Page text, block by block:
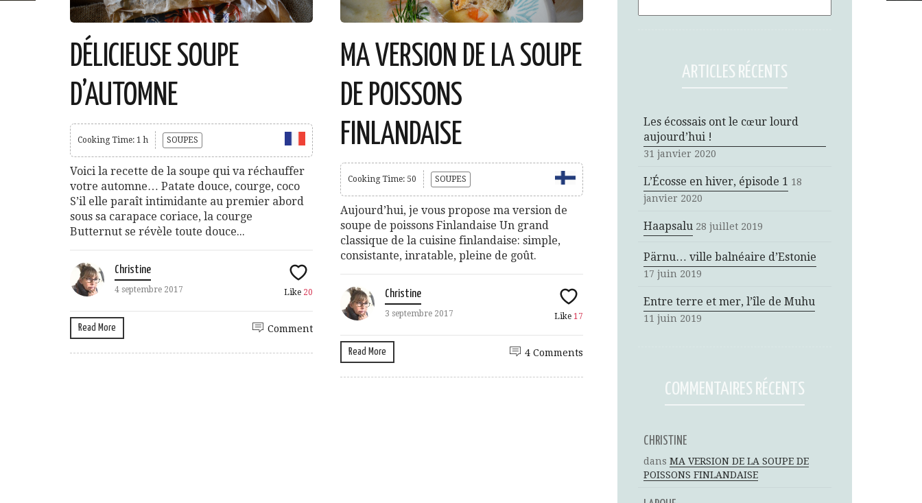
DÉLICIEUSE SOUPE
D’AUTOMNE
Cooking Time: 1 h SOUPES
Voici la recette de la soupe qui va réchauffer
votre automne… Patate douce, courge, coco
S’il elle paraît intimidante au premier abord
sous sa carapace coriace, la courge
Butternut se révèle toute douce...
Christine
4 septembre 2017 Like 20
Read More Comment
MA VERSION DE LA SOUPE
DE POISSONS
FINLANDAISE
Cooking Time: 50 SOUPES
Aujourd’hui, je vous propose ma version de
soupe de poissons Finlandaise Un grand
classique de la cuisine finlandaise: simple,
consistante, inratable, pleine de goût.
Christine
3 septembre 2017 Like 17
Read More 4 Comments
ARTICLES RÉCENTS
Les écossais ont le cœur lourd
aujourd’hui !
31 janvier 2020
L’Écosse en hiver, épisode 1 18
janvier 2020
Haapsalu 28 juillet 2019
Pärnu… ville balnéaire d’Estonie
17 juin 2019
Entre terre et mer, l’île de Muhu
11 juin 2019
COMMENTAIRES RÉCENTS
CHRISTINE
dans MA VERSION DE LA SOUPE DE
POISSONS FINLANDAISE